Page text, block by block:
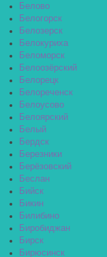
Белово
Белогорск
Белозерск
Белокуриха
Беломорск
Белоозёрский
Белорецк
Белореченск
Белоусово
Белоярский
Белый
Бердск
Березники
Берёзовский
Беслан
Бийск
Бикин
Билибино
Биробиджан
Бирск
Бирюсинск